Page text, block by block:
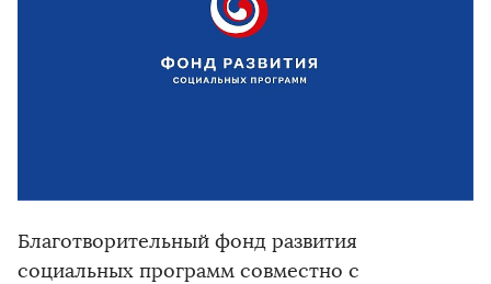
Благотворительный фонд развития
социальных программ совместно с